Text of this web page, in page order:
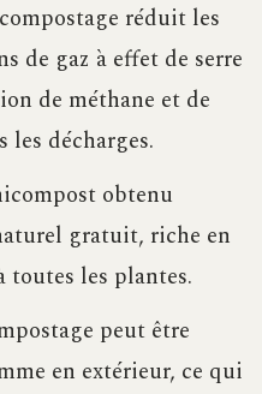
réduit les
de gaz à effet de serre
de méthane et de
les décharges.
obtenu
gratuit, riche en
les plantes.
peut être
en extérieur, ce qui